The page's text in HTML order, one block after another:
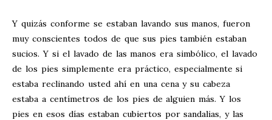
Y quizás conforme se estaban lavando sus manos, fueron
muy conscientes todos de que sus pies también estaban
sucios. Y si el lavado de las manos era simbólico, el lavado
de los pies simplemente era práctico, especialmente si
estaba reclinando usted ahí en una cena y su cabeza
estaba a centímetros de los pies de alguien más. Y los
pies en esos días estaban cubiertos por sandalias, y las